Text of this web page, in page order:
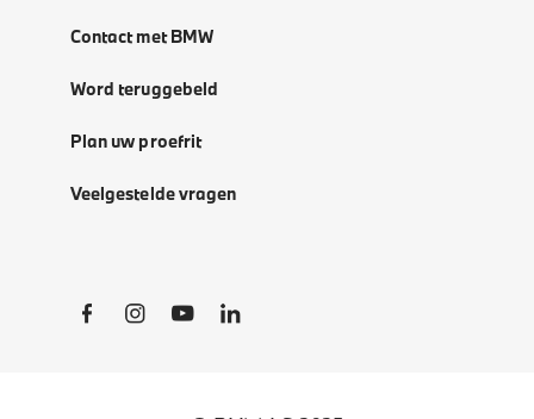
Contact met BMW
Word teruggebeld
Plan uw proefrit
Veelgestelde vragen
Social Links